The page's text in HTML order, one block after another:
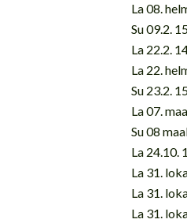
La 08.
Su 09.2.
La 22.2.
La 22.
Su 23.2.
La 07.
Su 08
La 24.10.
La 31.
La 31.
La 31.